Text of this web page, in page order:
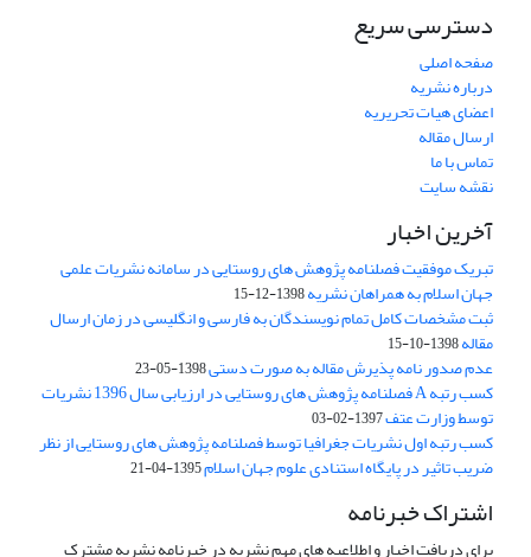
دسترسی سریع
صفحه اصلی
درباره نشریه
اعضای هیات تحریریه
ارسال مقاله
تماس با ما
نقشه سایت
آخرین اخبار
تبریک موفقیت فصلنامه پژوهش های روستایی در سامانه نشریات علمی
جهان اسلام به همراهان نشریه1398-12-15
ثبت مشخصات کامل تمام نویسندگان به فارسی و انگلیسی در زمان ارسال
مقاله1398-10-15
عدم صدور نامه پذیرش مقاله به صورت دستی1398-05-23
کسب رتبه A فصلنامه پژوهش های روستایی در ارزیابی سال 1396 نشریات
توسط وزارت عتف1397-02-03
کسب رتبه اول نشریات جغرافیا توسط فصلنامه پژوهش های روستایی از نظر
ضریب تاثیر در پایگاه استنادی علوم جهان اسلام1395-04-21
اشتراک خبرنامه
برای دریافت اخبار و اطلاعیه های مهم نشریه در خبرنامه نشریه مشترک